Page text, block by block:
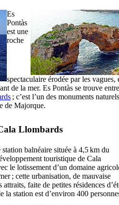
Es
Pontàs
est une
roche
spectaculaire érodée par les vagues,
de la mer. Es Pontàs se trouve entre
; c’est l’un des monuments naturels
de Majorque.
Llombards
station balnéaire située à 4,5 km du
touristique de Cala
le lotissement d’un domaine
; cette urbanisation, de mauvaise
faite de petites résidences
la station est d’environ 400